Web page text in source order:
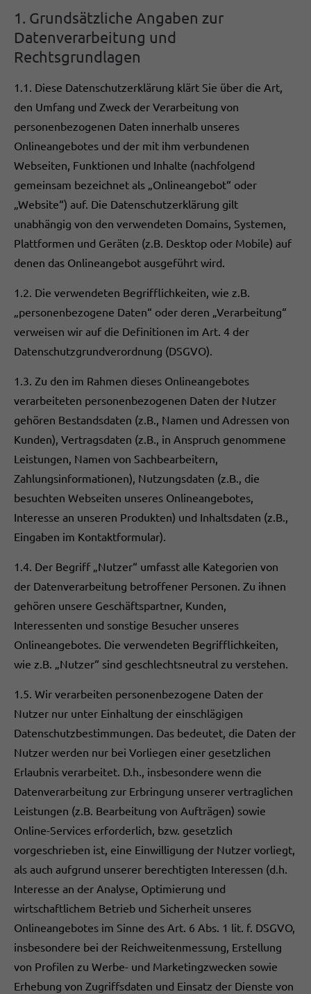
1. Grundsätzliche Angaben zur
Datenverarbeitung und
Rechtsgrundlagen
1.1. Diese Datenschutzerklärung klärt Sie über die Art,
den Umfang und Zweck der Verarbeitung von
personenbezogenen Daten innerhalb unseres
Onlineangebotes und der mit ihm verbundenen
Webseiten, Funktionen und Inhalte (nachfolgend
gemeinsam bezeichnet als „Onlineangebot“ oder
„Website“) auf. Die Datenschutzerklärung gilt
unabhängig von den verwendeten Domains, Systemen,
Plattformen und Geräten (z.B. Desktop oder Mobile) auf
denen das Onlineangebot ausgeführt wird.
1.2. Die verwendeten Begrifflichkeiten, wie z.B.
„personenbezogene Daten“ oder deren „Verarbeitung“
verweisen wir auf die Definitionen im Art. 4 der
Datenschutzgrundverordnung (DSGVO).
1.3. Zu den im Rahmen dieses Onlineangebotes
verarbeiteten personenbezogenen Daten der Nutzer
gehören Bestandsdaten (z.B., Namen und Adressen von
Kunden), Vertragsdaten (z.B., in Anspruch genommene
Leistungen, Namen von Sachbearbeitern,
Zahlungsinformationen), Nutzungsdaten (z.B., die
besuchten Webseiten unseres Onlineangebotes,
Interesse an unseren Produkten) und Inhaltsdaten (z.B.,
Eingaben im Kontaktformular).
1.4. Der Begriff „Nutzer“ umfasst alle Kategorien von
der Datenverarbeitung betroffener Personen. Zu ihnen
gehören unsere Geschäftspartner, Kunden,
Interessenten und sonstige Besucher unseres
Onlineangebotes. Die verwendeten Begrifflichkeiten,
wie z.B. „Nutzer“ sind geschlechtsneutral zu verstehen.
1.5. Wir verarbeiten personenbezogene Daten der
Nutzer nur unter Einhaltung der einschlägigen
Datenschutzbestimmungen. Das bedeutet, die Daten der
Nutzer werden nur bei Vorliegen einer gesetzlichen
Erlaubnis verarbeitet. D.h., insbesondere wenn die
Datenverarbeitung zur Erbringung unserer vertraglichen
Leistungen (z.B. Bearbeitung von Aufträgen) sowie
Online-Services erforderlich, bzw. gesetzlich
vorgeschrieben ist, eine Einwilligung der Nutzer vorliegt,
als auch aufgrund unserer berechtigten Interessen (d.h.
Interesse an der Analyse, Optimierung und
wirtschaftlichem Betrieb und Sicherheit unseres
Onlineangebotes im Sinne des Art. 6 Abs. 1 lit. f. DSGVO,
insbesondere bei der Reichweitenmessung, Erstellung
von Profilen zu Werbe- und Marketingzwecken sowie
Erhebung von Zugriffsdaten und Einsatz der Dienste von